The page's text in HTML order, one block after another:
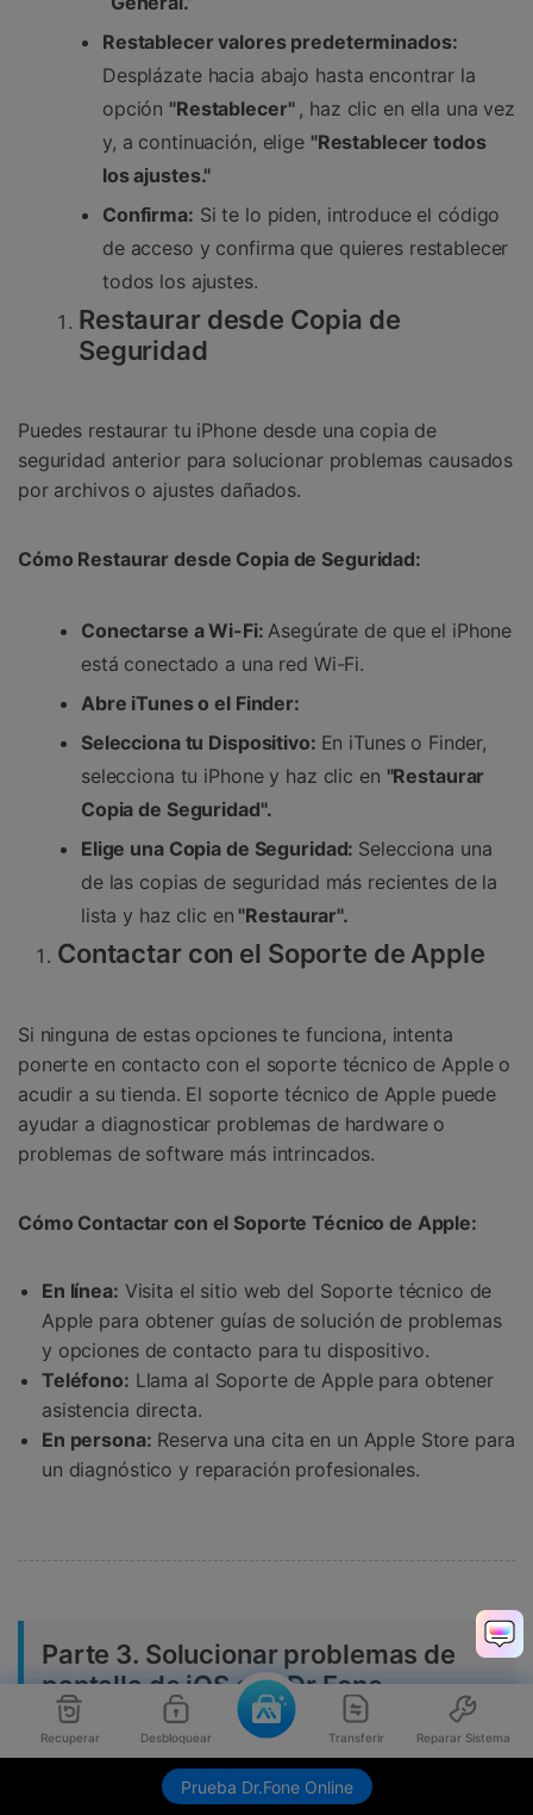
Recuperar Desbloquear Transferir Reparar Sistema
Prueba Dr.Fone Online
Restablecer valores predeterminados:
Desplázate hacia abajo hasta encontrar la
opción "Restablecer" , haz clic en ella una vez
y, a continuación, elige "Restablecer todos
los ajustes."
Confirma: Si te lo piden, introduce el código
de acceso y confirma que quieres restablecer
todos los ajustes.
Restaurar desde Copia de
Seguridad
Puedes restaurar tu iPhone desde una copia de
seguridad anterior para solucionar problemas causados
por archivos o ajustes dañados.
Cómo Restaurar desde Copia de Seguridad:
Conectarse a Wi-Fi: Asegúrate de que el iPhone
está conectado a una red Wi-Fi.
Abre iTunes o el Finder:
Selecciona tu Dispositivo: En iTunes o Finder,
selecciona tu iPhone y haz clic en "Restaurar
Copia de Seguridad".
Elige una Copia de Seguridad: Selecciona una
de las copias de seguridad más recientes de la
lista y haz clic en "Restaurar".
Contactar con el Soporte de Apple
Si ninguna de estas opciones te funciona, intenta
ponerte en contacto con el soporte técnico de Apple o
acudir a su tienda. El soporte técnico de Apple puede
ayudar a diagnosticar problemas de hardware o
problemas de software más intrincados.
Cómo Contactar con el Soporte Técnico de Apple:
En línea: Visita el sitio web del Soporte técnico de
Apple para obtener guías de solución de problemas
y opciones de contacto para tu dispositivo.
Teléfono: Llama al Soporte de Apple para obtener
asistencia directa.
En persona: Reserva una cita en un Apple Store para
un diagnóstico y reparación profesionales.
Parte 3. Solucionar problemas de
pantalla de iOS con Dr.Fone -
Reparación del Sistema
Otra opción que puede ser útil si tienes problemas con